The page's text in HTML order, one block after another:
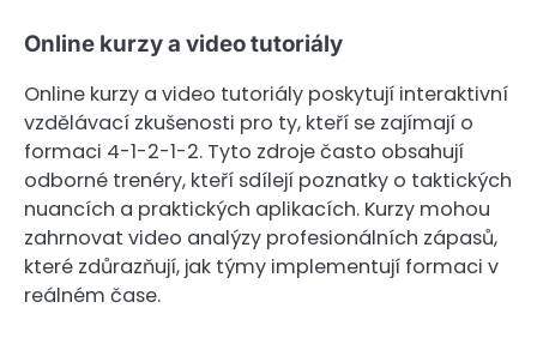
Online kurzy a video tutoriály
Online kurzy a video tutoriály poskytují interaktivní
vzdělávací zkušenosti pro ty, kteří se zajímají o
formaci 4-1-2-1-2. Tyto zdroje často obsahují
odborné trenéry, kteří sdílejí poznatky o taktických
nuancích a praktických aplikacích. Kurzy mohou
zahrnovat video analýzy profesionálních zápasů,
které zdůrazňují, jak týmy implementují formaci v
reálném čase.